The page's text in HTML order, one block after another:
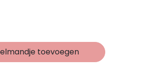
toevoegen